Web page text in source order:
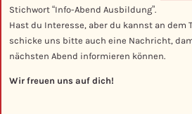
Stichwort “Info-Abend Ausbildung”.
Hast du Interesse, aber du kannst an dem
schicke uns bitte auch eine Nachricht,
nächsten Abend informieren können.
Wir freuen uns auf dich!